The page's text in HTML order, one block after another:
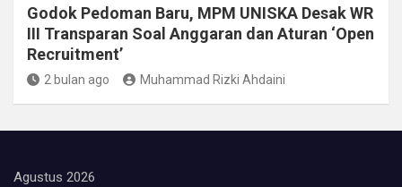
Godok Pedoman Baru, MPM UNISKA Desak WR
III Transparan Soal Anggaran dan Aturan ‘Open
Recruitment’
2 bulan ago Muhammad Rizki Ahdaini
Agustus 2026